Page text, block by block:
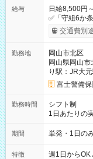
給与
日給8,500円
✅「守組6か条」によ
上記評価制
を支給しま
14,375円 (3)
者が現場まで
時間の場合、
り上位の資格
れます！ ※日当支給時振込手数料等は一切ありません。 【試用
期間】試用期
交通費別
勤務地
岡山市北区
岡山県岡山
り駅：JR大元
富士警備
勤務時間
シフト制
1日あたりの
(1) 8：
全額支給！）
期間 単発・1日の
特徴
週1日からOK